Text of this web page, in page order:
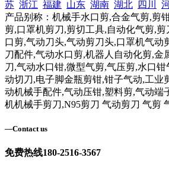
苏 浙江 福建 山东 湖南 湖北 四川
产品别称：机械手水口剪,合金气剪,剪
剪,口罩机剪刀,剪切工具,自动化气剪,
口剪,气动刀头,气动剪刀头,口罩机气动
刀配件,气动水口剪,机器人自动化剪,金
刀,气动水口钳,微型气剪,气压剪,水口
动切刀,电子脚金瓶剪钳,钳子气动,工业
动机械手配件,气动压钳,塑料剪,气动端
机机械手剪刀,N95剪刀 气动剪刀 气剪
—Contact us
免费热线180-2516-3567